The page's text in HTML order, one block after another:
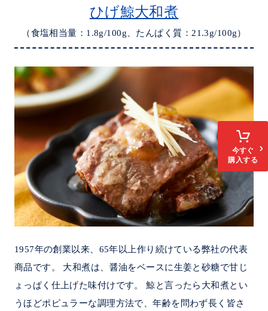
ひげ鯨大和煮
（食塩相当量：1.8g/100g、たんぱく質：21.3g/100g）
1957年の創業以来、65年以上作り続けている弊社の代表
商品です。 大和煮は、醤油をベースに生姜と砂糖で甘じ
ょっぱく仕上げた味付けです。 鯨と言ったら大和煮とい
うほどポピュラーな調理方法で、年齢を問わず長く皆さ
今すぐ
購入する